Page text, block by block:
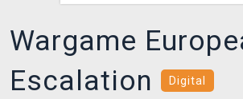
Wargame
Escalation
Digital